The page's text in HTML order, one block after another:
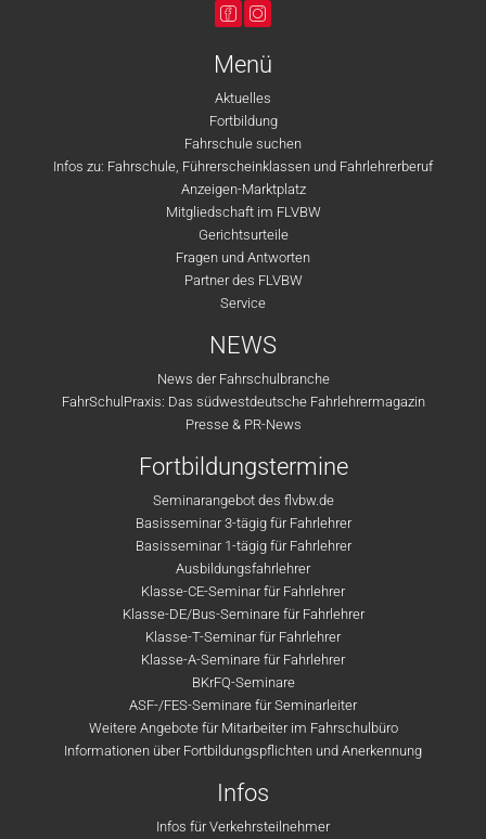
Menü
Aktuelles
Fortbildung
Fahrschule suchen
Infos zu: Fahrschule, Führerscheinklassen und Fahrlehrerberuf
Anzeigen-Marktplatz
Mitgliedschaft im FLVBW
Gerichtsurteile
Fragen und Antworten
Partner des FLVBW
Service
NEWS
News der Fahrschulbranche
FahrSchulPraxis: Das südwestdeutsche Fahrlehrermagazin
Presse & PR-News
Fortbildungstermine
Seminarangebot des flvbw.de
Basisseminar 3-tägig für Fahrlehrer
Basisseminar 1-tägig für Fahrlehrer
Ausbildungsfahrlehrer
Klasse-CE-Seminar für Fahrlehrer
Klasse-DE/Bus-Seminare für Fahrlehrer
Klasse-T-Seminar für Fahrlehrer
Klasse-A-Seminare für Fahrlehrer
BKrFQ-Seminare
ASF-/FES-Seminare für Seminarleiter
Weitere Angebote für Mitarbeiter im Fahrschulbüro
Informationen über Fortbildungspflichten und Anerkennung
Infos
Infos für Verkehrsteilnehmer